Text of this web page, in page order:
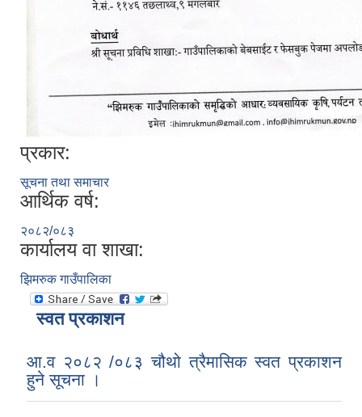
प्रकार:
सूचना तथा समाचार
आर्थिक वर्ष:
२०८२/०८३
कार्यालय वा शाखा:
झिमरुक गाउँपालिका
स्वत प्रकाशन
आ.व २०८२ /०८३ चौथो त्रैमासिक स्वत प्रकाशन
हुने सूचना ।